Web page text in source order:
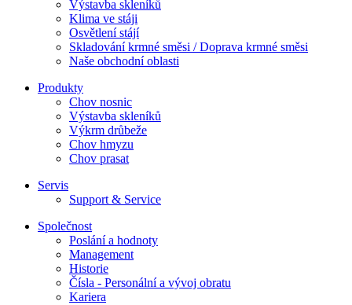
Výstavba skleníků
Klima ve stáji
Osvětlení stájí
Skladování krmné směsi / Doprava krmné směsi
Naše obchodní oblasti
Produkty
Chov nosnic
Výstavba skleníků
Výkrm drůbeže
Chov hmyzu
Chov prasat
Servis
Support & Service
Společnost
Poslání a hodnoty
Management
Historie
Čísla - Personální a vývoj obratu
Kariera